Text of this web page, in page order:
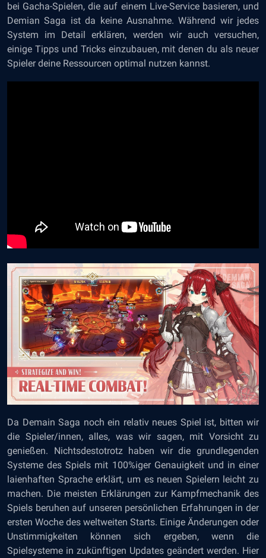
bei Gacha-Spielen, die auf einem Live-Service basieren, und
Demian Saga ist da keine Ausnahme. Während wir jedes
System im Detail erklären, werden wir auch versuchen,
einige Tipps und Tricks einzubauen, mit denen du als neuer
Spieler deine Ressourcen optimal nutzen kannst.
Da Demain Saga noch ein relativ neues Spiel ist, bitten wir
die Spieler/innen, alles, was wir sagen, mit Vorsicht zu
genießen. Nichtsdestotrotz haben wir die grundlegenden
Systeme des Spiels mit 100%iger Genauigkeit und in einer
laienhaften Sprache erklärt, um es neuen Spielern leicht zu
machen. Die meisten Erklärungen zur Kampfmechanik des
Spiels beruhen auf unseren persönlichen Erfahrungen in der
ersten Woche des weltweiten Starts. Einige Änderungen oder
Unstimmigkeiten können sich ergeben, wenn die
Spielsysteme in zukünftigen Updates geändert werden. Hier